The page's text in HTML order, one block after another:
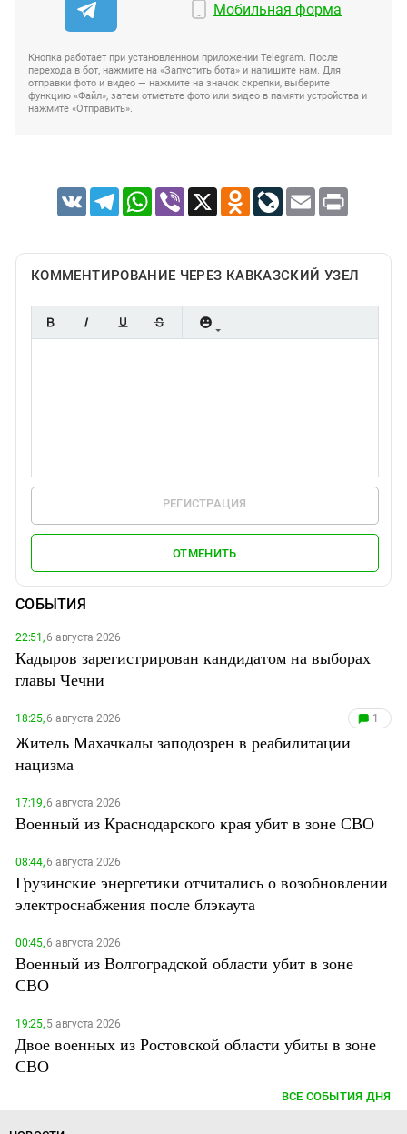
Мобильная форма
Кнопка работает при установленном приложении Telegram. После
перехода в бот, нажмите на «Запустить бота» и напишите нам. Для
отправки фото и видео — нажмите на значок скрепки, выберите
функцию «Файл», затем отметьте фото или видео в памяти устройства и
нажмите «Отправить».
VK TelegramWhatsApp
Viber X Odnoklassniki
LiveJournal
Email Print
КОММЕНТИРОВАНИЕ ЧЕРЕЗ КАВКАЗСКИЙ УЗЕЛ
РЕГИСТРАЦИЯ
ОТМЕНИТЬ
СОБЫТИЯ
22:51,6 августа 2026
Кадыров зарегистрирован кандидатом на выборах
главы Чечни
18:25,6 августа 2026 1
Житель Махачкалы заподозрен в реабилитации
нацизма
17:19,6 августа 2026
Военный из Краснодарского края убит в зоне СВО
08:44,6 августа 2026
Грузинские энергетики отчитались о возобновлении
электроснабжения после блэкаута
00:45,6 августа 2026
Военный из Волгоградской области убит в зоне
СВО
19:25,5 августа 2026
Двое военных из Ростовской области убиты в зоне
СВО
ВСЕ СОБЫТИЯ ДНЯ